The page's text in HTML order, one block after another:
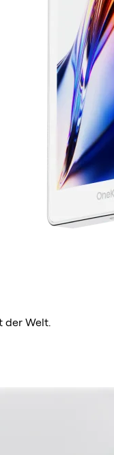
der Welt.